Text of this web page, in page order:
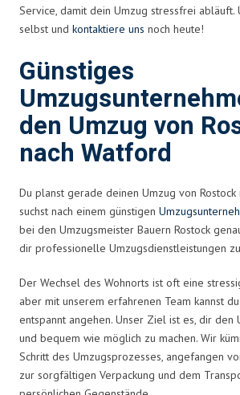
Service, damit dein Umzug stressfrei abläuft.
selbst und kontaktiere uns noch heute!
Günstiges
den Umzug von
nach Watford
Du planst gerade deinen Umzug von Rostock
suchst nach einem günstigen
bei den Umzugsmeister Bauern Rostock
dir professionelle Umzugsdienstleistungen
Der Wechsel des Wohnorts ist oft eine
aber mit unserem erfahrenen Team kannst
entspannt angehen. Unser Ziel ist es, dir den
und bequem wie möglich zu machen. Wir
Schritt des Umzugsprozesses, angefangen
zur sorgfältigen Verpackung und dem